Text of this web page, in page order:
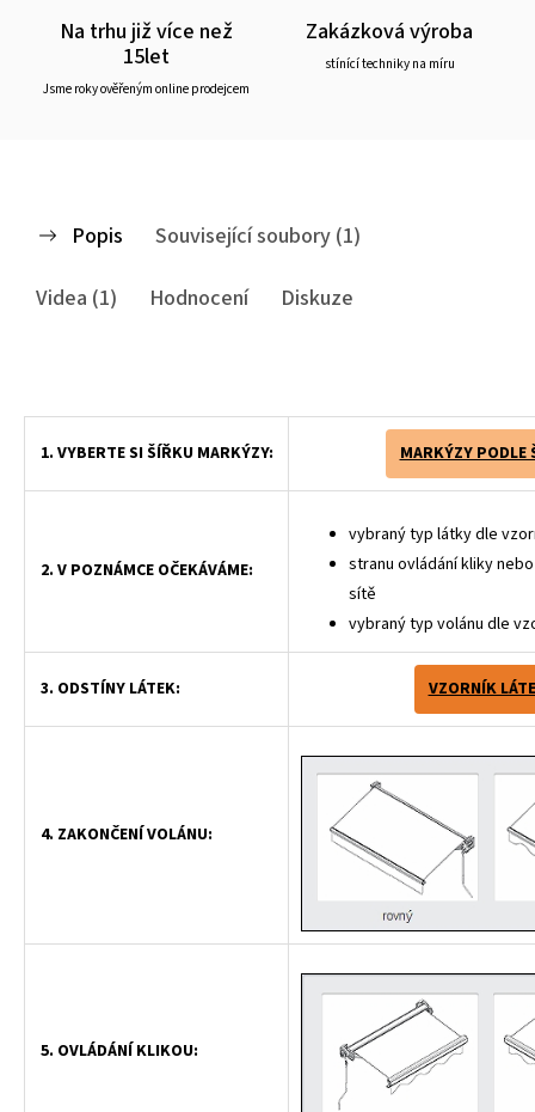
Na trhu již více než
15let
Jsme roky ověřeným online prodejcem
Zakázková výroba
stínící techniky na míru
Popis
Související soubory (1)
Videa (1)
Hodnocení Diskuze
1. VYBERTE SI ŠÍŘKU MARKÝZY: MARKÝZY PODLE
2. V POZNÁMCE OČEKÁVÁME:
vybraný typ látky dle
stranu ovládání kliky
sítě
vybraný typ volánu dle
3. ODSTÍNY LÁTEK: VZORNÍK
4. ZAKONČENÍ VOLÁNU:
5. OVLÁDÁNÍ KLIKOU: